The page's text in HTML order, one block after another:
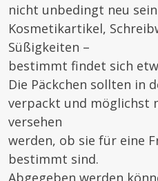
nicht unbedingt neu
Kosmetikartikel,
Süßigkeiten –
bestimmt findet sich
Die Päckchen sollten in
verpackt und möglichst
versehen
werden, ob sie für eine
bestimmt sind.
Abgegeben werden